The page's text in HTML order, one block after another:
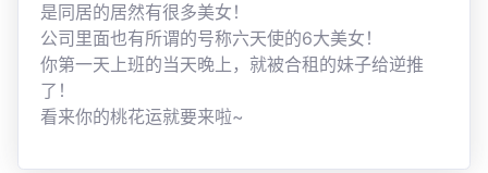
是同居的居然有很多美女！
公司里面也有所谓的号称六天使的6大美女！
你第一天上班的当天晚上，就被合租的妹子给逆推
了！
看来你的桃花运就要来啦~